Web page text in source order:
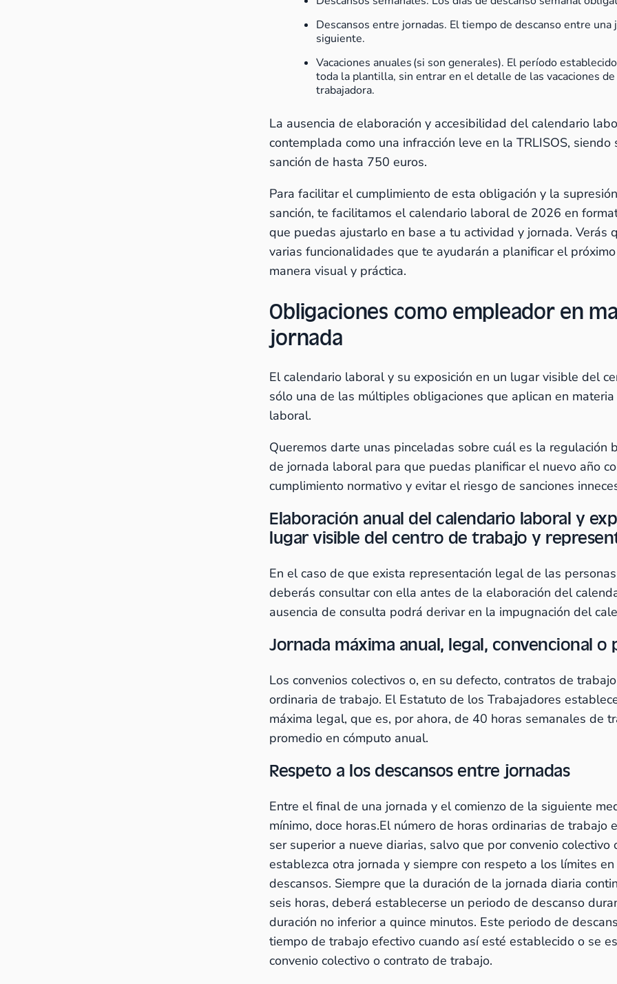
Descansos entre jornadas. El tiempo de descanso entre una
siguiente.
Vacaciones anuales (si son generales). El período
toda la plantilla, sin entrar en el detalle de las vacaciones de
trabajadora.
La ausencia de elaboración y accesibilidad del calendario
contemplada como una infracción leve en la TRLISOS,
sanción de hasta 750 euros.
Para facilitar el cumplimiento de esta obligación y la
sanción, te facilitamos el calendario laboral de 2026 en
que puedas ajustarlo en base a tu actividad y jornada. Verás
varias funcionalidades que te ayudarán a planificar el
manera visual y práctica.
Obligaciones como empleador en
jornada
El calendario laboral y su exposición en un lugar visible del
sólo una de las múltiples obligaciones que aplican en
laboral.
Queremos darte unas pinceladas sobre cuál es la regulación
de jornada laboral para que puedas planificar el nuevo año
cumplimiento normativo y evitar el riesgo de sanciones
Elaboración anual del calendario laboral y
lugar visible del centro de trabajo y
En el caso de que exista representación legal de las
deberás consultar con ella antes de la elaboración del
ausencia de consulta podrá derivar en la impugnación del
Jornada máxima anual, legal, convencional o
Los convenios colectivos o, en su defecto, contratos de
ordinaria de trabajo. El Estatuto de los Trabajadores
máxima legal, que es, por ahora, de 40 horas semanales de
promedio en cómputo anual.
Respeto a los descansos entre jornadas
Entre el final de una jornada y el comienzo de la siguiente
mínimo, doce horas.El número de horas ordinarias de trabajo
ser superior a nueve diarias, salvo que por convenio colectivo
establezca otra jornada y siempre con respeto a los límites
descansos. Siempre que la duración de la jornada diaria
seis horas, deberá establecerse un periodo de descanso
duración no inferior a quince minutos. Este periodo de
tiempo de trabajo efectivo cuando así esté establecido o se
convenio colectivo o contrato de trabajo.